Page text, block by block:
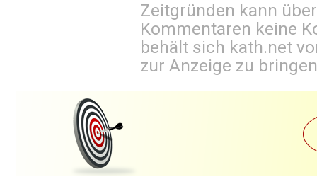
Zeitgründen kann
Kommentaren keine
behält sich kath.net
zur Anzeige zu